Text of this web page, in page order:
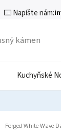
⌨️ Napište nám:
Kuchyňské
Forged White Wave